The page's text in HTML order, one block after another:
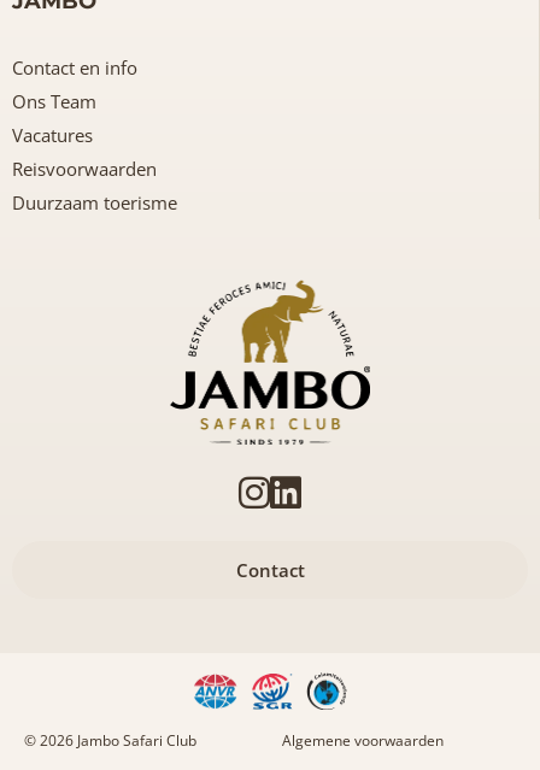
Contact en info
Ons Team
Vacatures
Reisvoorwaarden
Duurzaam toerisme
Contact
© 2026 Jambo Safari Club
Algemene voorwaarden